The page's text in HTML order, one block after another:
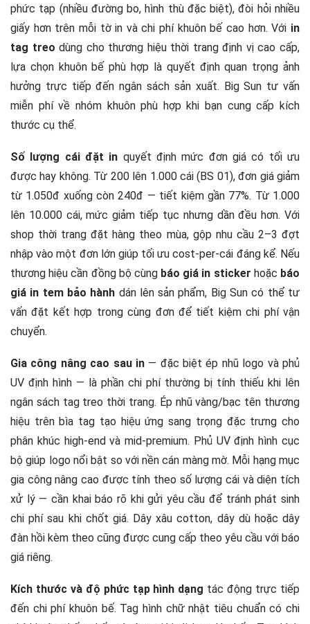
phức tạp (nhiều đường bo, hình thù đặc biệt), đòi hỏi nhiều
giấy hơn trên mỗi tờ in và chi phí khuôn bế cao hơn. Với in
tag treo dùng cho thương hiệu thời trang định vị cao cấp,
lựa chọn khuôn bế phù hợp là quyết định quan trọng ảnh
hưởng trực tiếp đến ngân sách sản xuất. Big Sun tư vấn
miễn phí về nhóm khuôn phù hợp khi bạn cung cấp kích
thước cụ thể.
Số lượng cái đặt in quyết định mức đơn giá có tối ưu
được hay không. Từ 200 lên 1.000 cái (BS 01), đơn giá giảm
từ 1.050đ xuống còn 240đ — tiết kiệm gần 77%. Từ 1.000
lên 10.000 cái, mức giảm tiếp tục nhưng dần đều hơn. Với
shop thời trang đặt hàng theo mùa, gộp nhu cầu 2–3 đợt
nhập vào một đơn lớn giúp tối ưu cost-per-cái đáng kể. Nếu
thương hiệu cần đồng bộ cùng báo giá in sticker hoặc báo
giá in tem bảo hành dán lên sản phẩm, Big Sun có thể tư
vấn đặt kết hợp trong cùng đơn để tiết kiệm chi phí vận
chuyển.
Gia công nâng cao sau in— đặc biệt ép nhũ logo và phủ
UV định hình — là phần chi phí thường bị tính thiếu khi lên
ngân sách tag treo thời trang. Ép nhũ vàng/bạc tên thương
hiệu trên bìa tag tạo hiệu ứng sang trọng đặc trưng cho
phân khúc high-end và mid-premium. Phủ UV định hình cục
bộ giúp logo nổi bật so với nền cán màng mờ. Mỗi hạng mục
gia công nâng cao được tính theo số lượng cái và diện tích
xử lý — cần khai báo rõ khi gửi yêu cầu để tránh phát sinh
chi phí sau khi chốt giá. Dây xâu cotton, dây dù hoặc dây
đàn hồi kèm theo cũng được cung cấp theo yêu cầu với báo
giá riêng.
Kích thước và độ phức tạp hình dạng tác động trực tiếp
đến chi phí khuôn bế. Tag hình chữ nhật tiêu chuẩn có chi